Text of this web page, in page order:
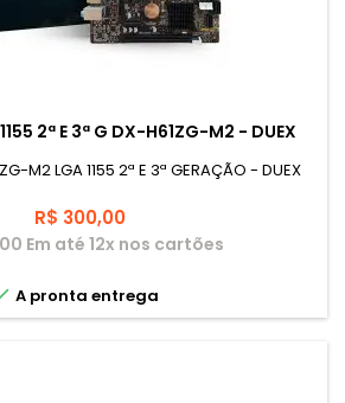
2ª E 3ª G DX-H61ZG-M2 - DUEX
M2 LGA 1155 2ª E 3ª GERAÇÃO - DUEX
Preço
R$ 300,00
Em até 12x nos cartões
A pronta entrega